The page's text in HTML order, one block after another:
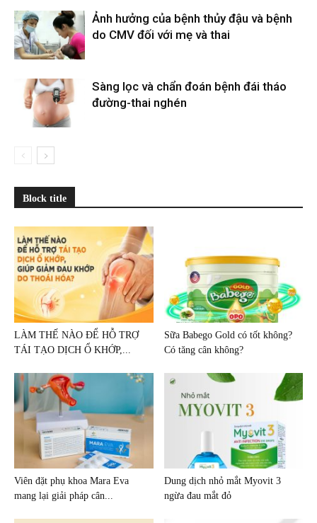
Ảnh hưởng của bệnh thủy đậu và bệnh
do CMV đối với mẹ và thai
Sàng lọc và chẩn đoán bệnh đái tháo
đường-thai nghén
Block title
LÀM THẾ NÀO ĐỂ HỖ TRỢ
TÁI TẠO DỊCH Ổ KHỚP,...
Sữa Babego Gold có tốt không?
Có tăng cân không?
Viên đặt phụ khoa Mara Eva
mang lại giải pháp cân...
Dung dịch nhỏ mắt Myovit 3
ngừa đau mắt đỏ